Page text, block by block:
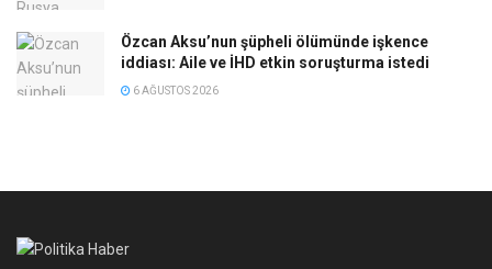
Özcan Aksu’nun şüpheli ölümünde işkence
iddiası: Aile ve İHD etkin soruşturma istedi
6 AĞUSTOS 2026